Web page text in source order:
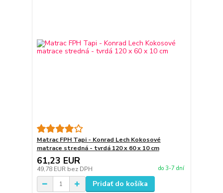
Matrac FPH Tapi - Konrad Lech Kokosové
matrace stredná - tvrdá 120 x 60 x 10 cm
61,23 EUR
49,78 EUR bez DPH do 3-7 dní
Pridať do košíka